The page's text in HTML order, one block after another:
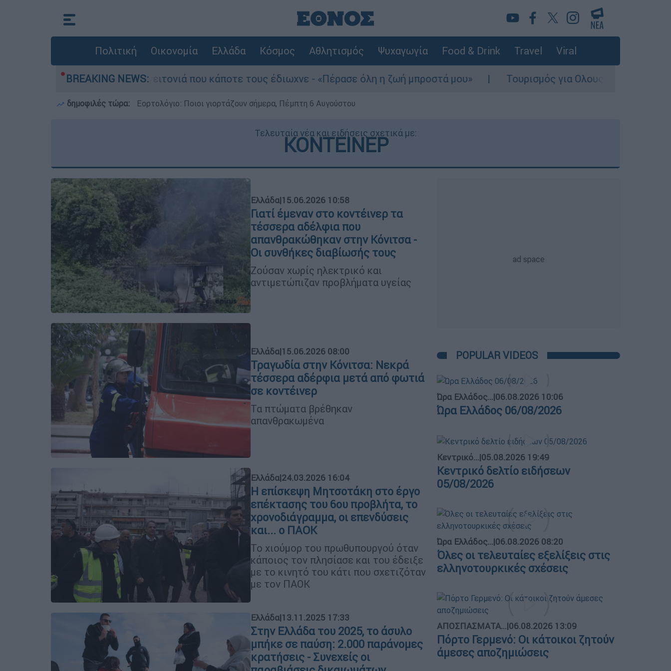
Πολιτική Οικονομία Ελλάδα Κόσμος Αθλητισμός Ψυχαγωγία Food & Drink Travel Viral
BREAKING NEWS:
μεγάλη φωτιά τη γειτονιά που κάποτε τους έδιωχνε - «Πέρασε όλη η ζωή μπροστά μου» Τουρισμός για Ολους 2026-2027: Τα SOS για
δημοφιλές τώρα: Εορτολόγιο: Ποιοι γιορτάζουν σήμερα, Πέμπτη 6 Αυγούστου
Τελευταία νέα και ειδήσεις σχετικά με:
ΚΟΝΤΕΙΝΕΡ
Ελλάδα|15.06.2026 10:58
Γιατί έμεναν στο κοντέινερ τα
τέσσερα αδέλφια που
απανθρακώθηκαν στην Κόνιτσα -
Οι συνθήκες διαβίωσής τους
Ζούσαν χωρίς ηλεκτρικό και
αντιμετώπιζαν προβλήματα υγείας
Ελλάδα|15.06.2026 08:00
Τραγωδία στην Κόνιτσα: Νεκρά
τέσσερα αδέρφια μετά από φωτιά
σε κοντέινερ
Τα πτώματα βρέθηκαν
απανθρακωμένα
Ελλάδα|24.03.2026 16:04
Η επίσκεψη Μητσοτάκη στο έργο
επέκτασης του 6ου προβλήτα, το
χρονοδιάγραμμα, οι επενδύσεις
και... ο ΠΑΟΚ
Το χιούμορ του πρωθυπουργού όταν
κάποιος τον πλησίασε και του έδειξε
με το κινητό του κάτι που σχετιζόταν
με τον ΠΑΟΚ
Ελλάδα|13.11.2025 17:33
Στην Ελλάδα του 2025, το άσυλο
μπήκε σε παύση: 2.000 παράνομες
κρατήσεις - Συνεχείς οι
POPULAR VIDEOS
Ώρα Ελλάδος...|06.08.2026 10:06
Ώρα Ελλάδος 06/08/2026
Κεντρικό...|05.08.2026 19:49
Κεντρικό δελτίο ειδήσεων
05/08/2026
Ώρα Ελλάδος...|06.08.2026 08:20
Όλες οι τελευταίες εξελίξεις στις
ελληνοτουρκικές σχέσεις
ΑΠΟΣΠΑΣΜΑΤΑ...|06.08.2026 13:09
Πόρτο Γερμενό: Οι κάτοικοι ζητούν
άμεσες αποζημιώσεις